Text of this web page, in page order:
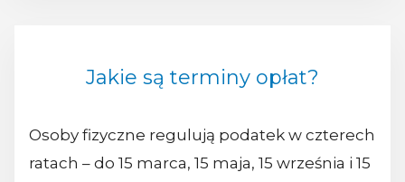
Jakie są terminy opłat?
Osoby fizyczne regulują podatek w czterech
ratach – do 15 marca, 15 maja, 15 września i 15